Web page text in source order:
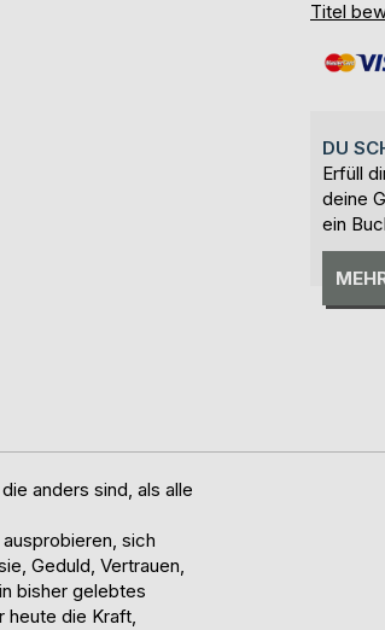
Titel
DU
Erfüll
deine
ein
anders sind, als alle
sich
Geduld, Vertrauen,
bisher gelebtes
heute die Kraft,